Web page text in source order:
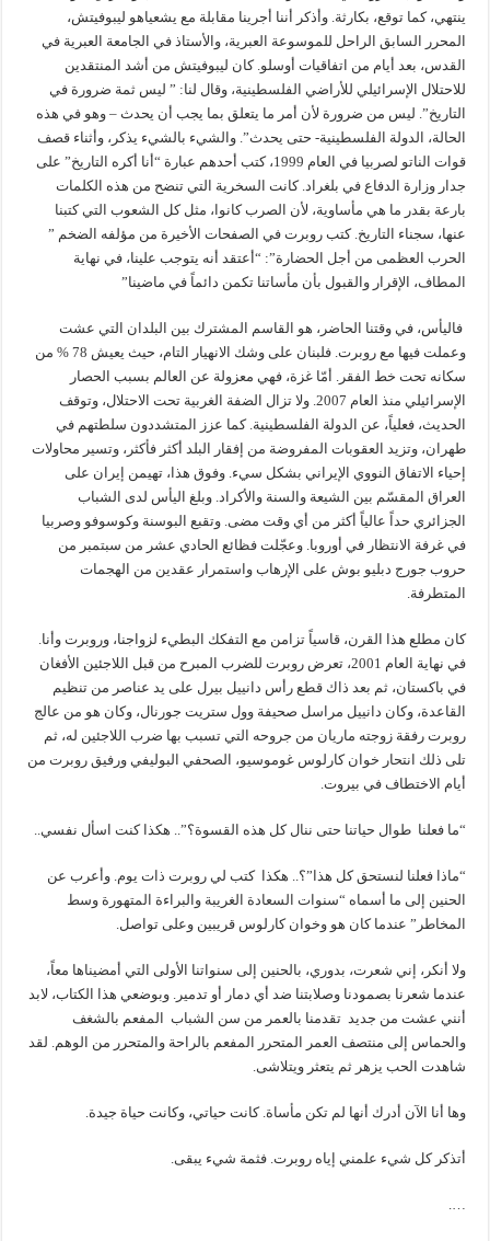
ينتهي، كما توقع، بكارثة. وأذكر أننا أجرينا مقابلة مع يشعياهو ليبوفيتش،
المحرر السابق الراحل للموسوعة العبرية، والأستاذ في الجامعة العبرية في
القدس، بعد أيام من اتفاقيات أوسلو. كان ليبوفيتش من أشد المنتقدين
للاحتلال الإسرائيلي للأراضي الفلسطينية، وقال لنا: ” ليس ثمة ضرورة في
التاريخ”. ليس من ضرورة لأن أمر ما يتعلق بما يجب أن يحدث – وهو في هذه
الحالة، الدولة الفلسطينية- حتى يحدث”. والشيء بالشيء يذكر، وأثناء قصف
قوات الناتو لصربيا في العام 1999، كتب أحدهم عبارة “أنا أكره التاريخ” على
جدار وزارة الدفاع في بلغراد. كانت السخرية التي تنضح من هذه الكلمات
بارعة بقدر ما هي مأساوية، لأن الصرب كانوا، مثل كل الشعوب التي كتبنا
عنها، سجناء التاريخ. كتب روبرت في الصفحات الأخيرة من مؤلفه الضخم ”
الحرب العظمى من أجل الحضارة”: “أعتقد أنه يتوجب علينا، في نهاية
المطاف، الإقرار والقبول بأن مأساتنا تكمن دائماً في ماضينا”
فاليأس، في وقتنا الحاضر، هو القاسم المشترك بين البلدان التي عشت
وعملت فيها مع روبرت. فلبنان على وشك الانهيار التام، حيث يعيش 78 % من
سكانه تحت خط الفقر. أمّا غزة، فهي معزولة عن العالم بسبب الحصار
الإسرائيلي منذ العام 2007. ولا تزال الضفة الغربية تحت الاحتلال، وتوقف
الحديث، فعلياً، عن الدولة الفلسطينية. كما عزز المتشددون سلطتهم في
طهران، وتزيد العقوبات المفروضة من إفقار البلد أكثر فأكثر، وتسير محاولات
إحياء الاتفاق النووي الإيراني بشكل سيء. وفوق هذا، تهيمن إيران على
العراق المقسّم بين الشيعة والسنة والأكراد. وبلغ اليأس لدى الشباب
الجزائري حداً عالياً أكثر من أي وقت مضى. وتقبع البوسنة وكوسوفو وصربيا
في غرفة الانتظار في أوروبا. وعجّلت فظائع الحادي عشر من سبتمبر من
حروب جورج دبليو بوش على الإرهاب واستمرار عقدين من الهجمات
المتطرفة.
كان مطلع هذا القرن، قاسياً تزامن مع التفكك البطيء لزواجنا، وروبرت وأنا.
في نهاية العام 2001، تعرض روبرت للضرب المبرح من قبل اللاجئين الأفغان
في باكستان، ثم بعد ذاك قطع رأس دانييل بيرل على يد عناصر من تنظيم
القاعدة، وكان دانييل مراسل صحيفة وول ستريت جورنال، وكان هو من عالج
روبرت رفقة زوجته ماريان من جروحه التي تسبب بها ضرب اللاجئين له، ثم
تلى ذلك انتحار خوان كارلوس غوموسيو، الصحفي البوليفي ورفيق روبرت من
أيام الاختطاف في بيروت.
“ما فعلنا طوال حياتنا حتى ننال كل هذه القسوة؟”.. هكذا كنت اسأل نفسي..
“ماذا فعلنا لنستحق كل هذا”؟.. هكذا كتب لي روبرت ذات يوم. وأعرب عن
الحنين إلى ما أسماه “سنوات السعادة الغريبة والبراءة المتهورة وسط
المخاطر” عندما كان هو وخوان كارلوس قريبين وعلى تواصل.
ولا أنكر، إني شعرت، بدوري، بالحنين إلى سنواتنا الأولى التي أمضيناها معاً،
عندما شعرنا بصمودنا وصلابتنا ضد أي دمار أو تدمير. وبوضعي هذا الكتاب، لابد
أنني عشت من جديد تقدمنا بالعمر من سن الشباب المفعم بالشغف
والحماس إلى منتصف العمر المتحرر المفعم بالراحة والمتحرر من الوهم. لقد
شاهدت الحب يزهر ثم يتعثر ويتلاشى.
وها أنا الآن أدرك أنها لم تكن مأساة. كانت حياتي، وكانت حياة جيدة.
أتذكر كل شيء علمني إياه روبرت. فثمة شيء يبقى.
….